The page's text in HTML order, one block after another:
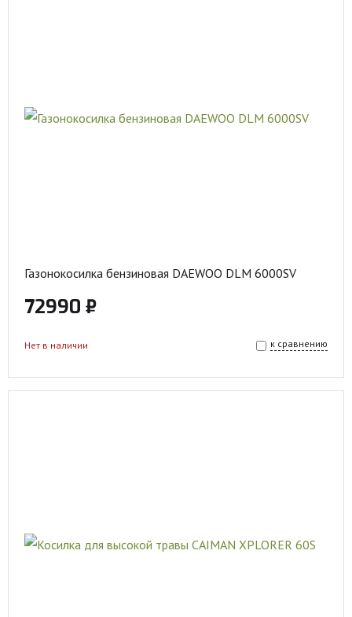
Газонокосилка бензиновая DAEWOO DLM 6000SV
72990 ₽
к сравнению
Нет в наличии